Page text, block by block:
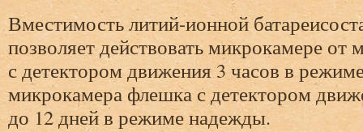
Вместимость литий-ионной
позволяет действовать микрокамере
с детектором движения 3 часов в
микрокамера флешка с детектором
до 12 дней в режиме надежды.